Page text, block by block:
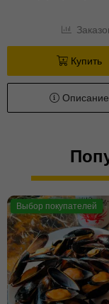
Купить
Описание
Выбор покупателей